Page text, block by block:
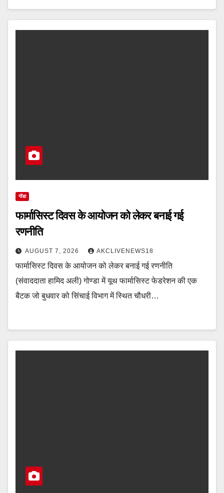
गोंडा
फार्मासिस्ट दिवस के आयोजन को लेकर बनाई गई
रणनीति
AUGUST 7, 2026 AKCLIVENEWS18
फार्मासिस्ट दिवस के आयोजन को लेकर बनाई गई रणनीति
(संवाददाता हामिद अली) गोण्डा में यूथ फार्मासिस्ट फेडरेशन की एक
बैटक जो बुधवार को सिंचाई विभाग में स्थित चौधरी…